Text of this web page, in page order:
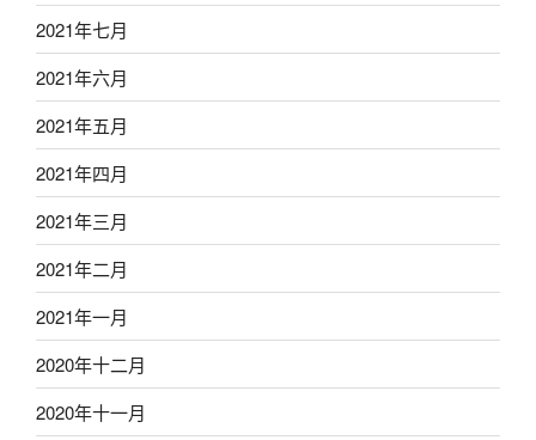
2021年七月
2021年六月
2021年五月
2021年四月
2021年三月
2021年二月
2021年一月
2020年十二月
2020年十一月